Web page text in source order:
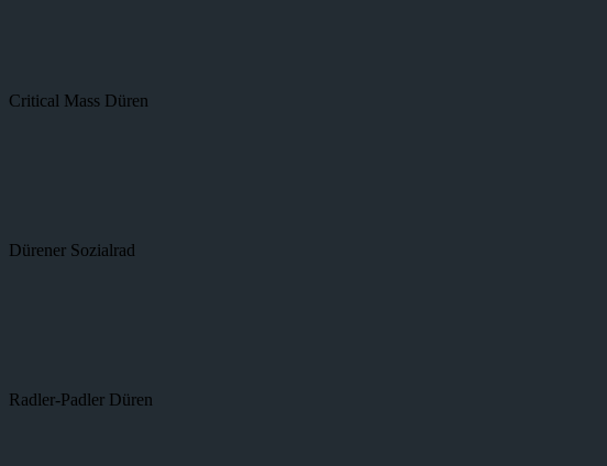
Critical Mass Düren
Dürener Sozialrad
Radler-Padler Düren